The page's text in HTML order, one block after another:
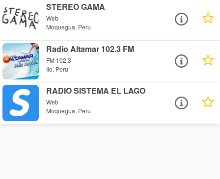
STEREO GAMA
Web
Moquegua, Peru
Radio Altamar 102.3 FM
FM 102.3
Ilo, Peru
RADIO SISTEMA EL LAGO
Web
Moquegua, Peru